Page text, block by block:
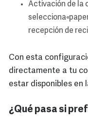
Activación de la
selecciona
recepción de
Con esta
directamente a tu
estar disponibles en
¿Qué pasa si